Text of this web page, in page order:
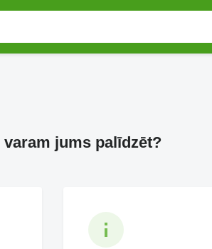
varam jums palīdzēt?